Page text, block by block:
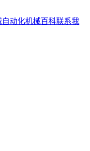
自动化机械百科联系我